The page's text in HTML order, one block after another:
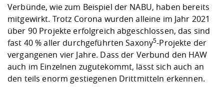
Verbünde, wie zum Beispiel der NABU, haben bereits
mitgewirkt. Trotz Corona wurden alleine im Jahr 2021
über 90 Projekte erfolgreich abgeschlossen, das sind
fast 40 % aller durchgeführten Saxony5-Projekte der
vergangenen vier Jahre. Dass der Verbund den HAW
auch im Einzelnen zugutekommt, lässt sich auch an
den teils enorm gestiegenen Drittmitteln erkennen.